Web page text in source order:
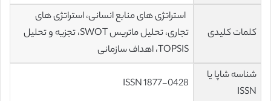
کلمات کلیدی
استراتژی های منابع انسانی، استراتژی های
تجاری، تحلیل ماتریس SWOT، تجزیه و تحلیل
TOPSIS، اهداف سازمانی
شناسه شاپا یا
ISSN
ISSN 1877-0428